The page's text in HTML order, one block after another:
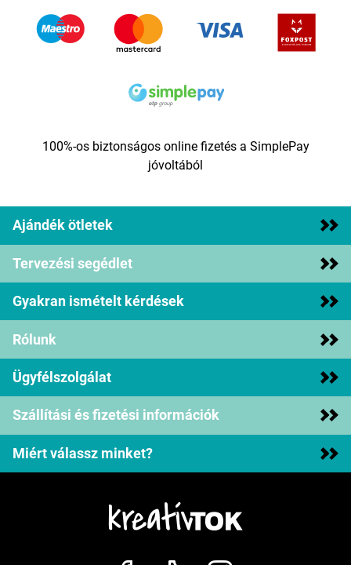
100%-os biztonságos online fizetés a SimplePay
jóvoltából
Ajándék ötletek
Tervezési segédlet
Gyakran ismételt kérdések
Rólunk
Ügyfélszolgálat
Szállítási és fizetési információk
Miért válassz minket?